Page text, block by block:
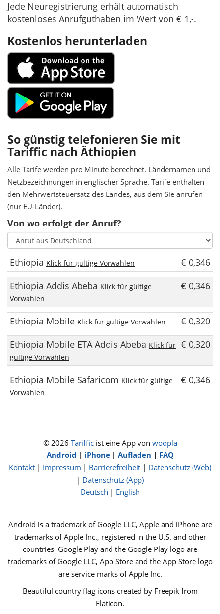
Jede Neuregistrierung erhält automatisch
kostenloses Anrufguthaben im Wert von € 1,-.
Kostenlos herunterladen
So günstig telefonieren Sie mit
Tariffic nach Äthiopien
Alle Tarife werden pro Minute berechnet. Ländernamen und
Netzbezeichnungen in englischer Sprache. Tarife enthalten
den Mehrwertsteuersatz des Landes, aus dem Sie anrufen
(nur EU-Länder).
Von wo erfolgt der Anruf?
Ethiopia Klick für gültige Vorwahlen
€ 0,346
Ethiopia Addis Abeba Klick für gültige
Vorwahlen
€ 0,346
Ethiopia Mobile Klick für gültige Vorwahlen
€ 0,320
Ethiopia Mobile ETA Addis Abeba Klick für
gültige Vorwahlen
€ 0,320
Ethiopia Mobile Safaricom Klick für gültige
Vorwahlen
€ 0,346
© 2026 Tarifficist eine App von woopla
Android | iPhone| Aufladen | FAQ
Kontakt | Impressum | Barrierefreiheit | Datenschutz (Web)
| Datenschutz (App)
Deutsch | English
Android is a trademark of Google LLC, Apple and iPhone are
trademarks of Apple Inc., registered in the U.S. and other
countries. Google Play and the Google Play logo are
trademarks of Google LLC, App Store and the App Store logo
are service marks of Apple Inc.
Beautiful country flag icons created by Freepik from
Flaticon.